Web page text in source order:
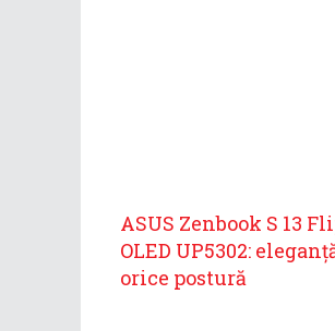
ASUS Zenbook S 13
OLED UP5302:
orice postură